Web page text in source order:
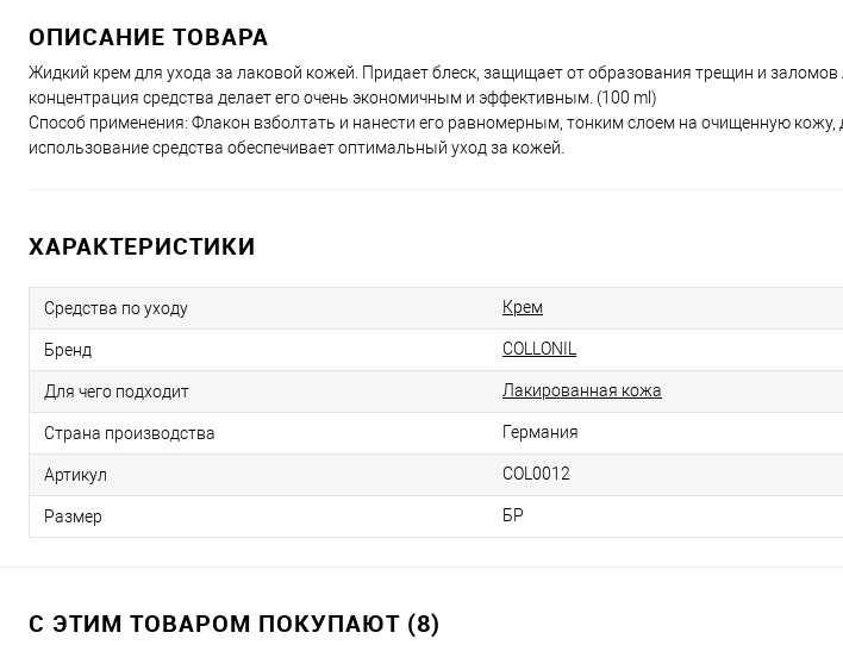
ОПИСАНИЕ ТОВАРА
Жидкий крем для ухода за лаковой кожей. Придает блеск, защищает от образования трещин и заломов
концентрация средства делает его очень экономичным и эффективным. (100 ml)
Способ применения: Флакон взболтать и нанести его равномерным, тонким слоем на очищенную кожу,
использование средства обеспечивает оптимальный уход за кожей.
ХАРАКТЕРИСТИКИ
Средства по уходу Крем
Бренд COLLONIL
Для чего подходит Лакированная кожа
Страна производства Германия
Артикул COL0012
Размер БР
С ЭТИМ ТОВАРОМ ПОКУПАЮТ (8)